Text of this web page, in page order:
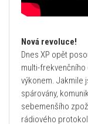
Nová revoluce!
Dnes XP opět
multi-
výkonem. Jakmile
spárovány,
sebemenšího
rádiového